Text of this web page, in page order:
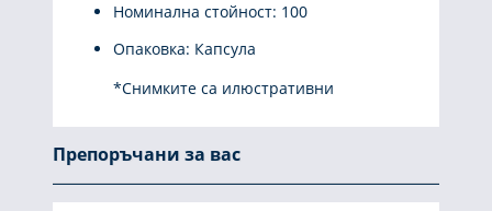
Номинална стойност: 100
Опаковка: Капсула
*Снимките са илюстративни
Препоръчани за вас